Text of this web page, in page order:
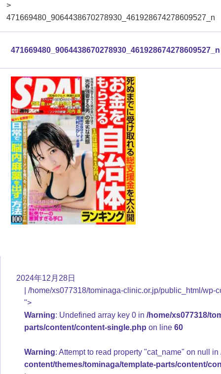
>
471669480_9064438670278930_461928674278609527_n
471669480_9064438670278930_461928674278609527_n
2024年12月28日
/home/xs077318/tominaga-clinic.or.jp/public_html/
">
Warning: Undefined array key 0 in /home/xs077318/
parts/content/content-single.php on line 60
Warning: Attempt to read property "cat_name" on null in
content/themes/tominaga/template-parts/content/